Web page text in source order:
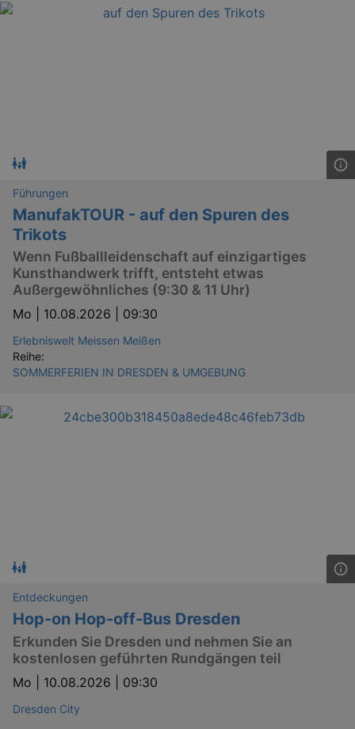
Führungen
ManufakTOUR - auf den Spuren des
Trikots
Wenn Fußballleidenschaft auf einzigartiges
Kunsthandwerk trifft, entsteht etwas
Außergewöhnliches (9:30 & 11 Uhr)
Mo | 10.08.2026 | 09:30
Erlebniswelt Meissen Meißen
Reihe:
SOMMERFERIEN IN DRESDEN & UMGEBUNG
Entdeckungen
Hop-on Hop-off-Bus Dresden
Erkunden Sie Dresden und nehmen Sie an
kostenlosen geführten Rundgängen teil
Mo | 10.08.2026 | 09:30
Dresden City